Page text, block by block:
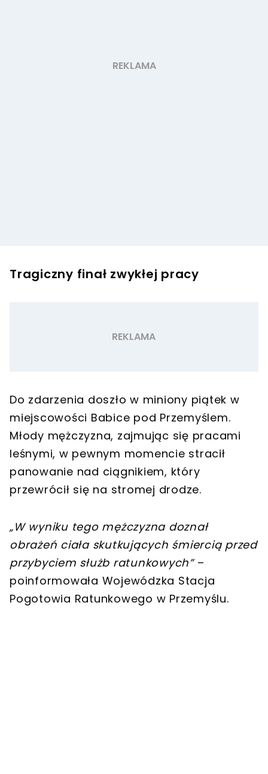
Tragiczny finał zwykłej pracy
Do zdarzenia doszło w miniony piątek w
miejscowości Babice pod Przemyślem.
Młody mężczyzna, zajmując się pracami
leśnymi, w pewnym momencie stracił
panowanie nad ciągnikiem, który
przewrócił się na stromej drodze.
„W wyniku tego mężczyzna doznał
obrażeń ciała skutkujących śmiercią przed
przybyciem służb ratunkowych”–
poinformowała Wojewódzka Stacja
Pogotowia Ratunkowego w Przemyślu.